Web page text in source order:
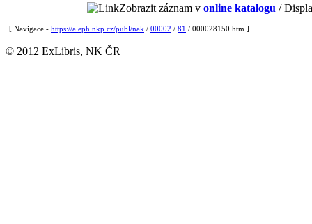
Zobrazit záznam v online katalogu /
[ Navigace - https://aleph.nkp.cz/publ/nak / 00002 / 81 / 000028150.htm ]
© 2012 ExLibris, NK ČR